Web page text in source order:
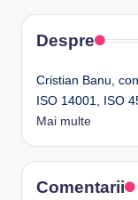
Despre
Cristian Banu,
ISO 14001, ISO
Mai multe
Comentarii